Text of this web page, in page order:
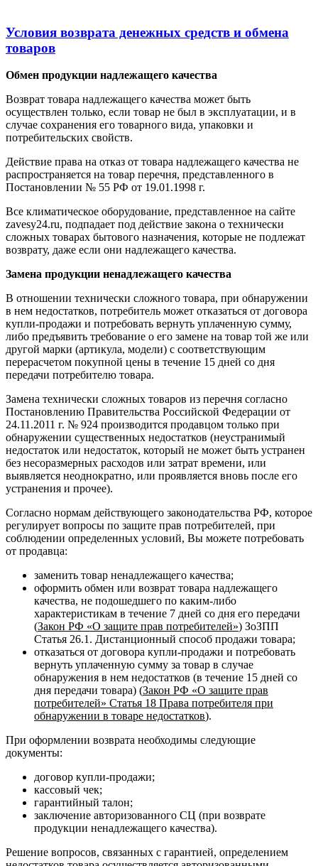
Условия возврата денежных средств и обмена
товаров
Обмен продукции надлежащего качества
Возврат товара надлежащего качества может быть
осуществлен только, если товар не был в эксплуатации, и в
случае сохранения его товарного вида, упаковки и
потребительских свойств.
Действие права на отказ от товара надлежащего качества не
распространяется на товар перечня, представленного в
Постановлении № 55 РФ от 19.01.1998 г.
Все климатическое оборудование, представленное на сайте
zavesy24.ru, подпадает под действие закона о технически
сложных товарах бытового назначения, которые не подлежат
возврату, даже если они надлежащего качества.
Замена продукции ненадлежащего качества
В отношении технически сложного товара, при обнаружении
в нем недостатков, потребитель может отказаться от договора
купли-продажи и потребовать вернуть уплаченную сумму,
либо предъявить требование о его замене на товар той же или
другой марки (артикула, модели) с соответствующим
перерасчетом покупной цены в течение 15 дней со дня
передачи потребителю товара.
Замена технически сложных товаров из перечня согласно
Постановлению Правительства Российской Федерации от
24.11.2011 г. № 924 производится продавцом только при
обнаружении существенных недостатков (неустранимый
недостаток или недостаток, который не может быть устранен
без несоразмерных расходов или затрат времени, или
выявляется неоднократно, или проявляется вновь после его
устранения и прочее).
Согласно нормам действующего законодательства РФ, которое
регулирует вопросы по защите прав потребителей, при
соблюдении определенных условий, Вы можете потребовать
от продавца:
заменить товар ненадлежащего качества;
оформить обмен или возврат товара надлежащего
качества, не подошедшего по каким-либо
характеристикам в течение 7 дней со дня его передачи
(Закон РФ «О защите прав потребителей») ЗоЗПП
Статья 26.1. Дистанционный способ продажи товара;
отказаться от договора купли-продажи и потребовать
вернуть уплаченную сумму за товар в случае
обнаружения в нем недостатков (в течение 15 дней со
дня передачи товара) (Закон РФ «О защите прав
потребителей» Статья 18 Права потребителя при
обнаружении в товаре недостатков).
При оформлении возврата необходимы следующие
документы:
договор купли-продажи;
кассовый чек;
гарантийный талон;
заключение авторизованного СЦ (при возврате
продукции ненадлежащего качества).
Решение вопросов, связанных с гарантией, определением